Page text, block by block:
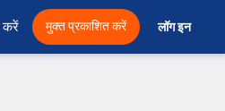
करें मुक्त प्रकाशित करें लॉग इन